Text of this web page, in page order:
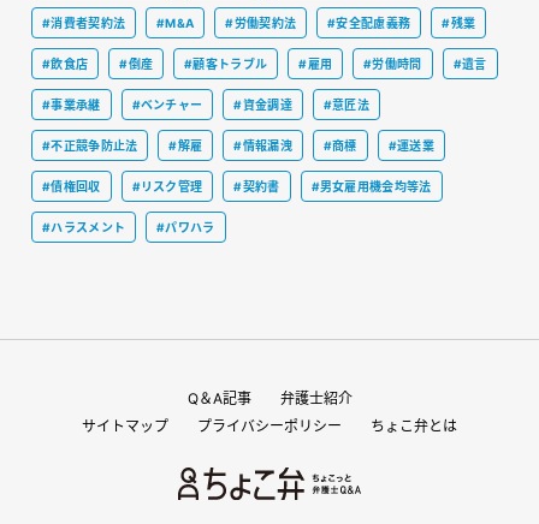
#消費者契約法 #M&A #労働契約法 #安全配慮義務 #残業
#飲食店 #倒産 #顧客トラブル #雇用 #労働時間 #遺言
#事業承継 #ベンチャー #資金調達 #意匠法
#不正競争防止法 #解雇 #情報漏洩 #商標 #運送業
#債権回収 #リスク管理 #契約書 #男女雇用機会均等法
#ハラスメント #パワハラ
Q＆A記事
弁護士紹介
サイトマップ
プライバシーポリシー ちょこ弁とは